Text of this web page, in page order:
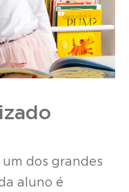
um dos grandes
aluno é